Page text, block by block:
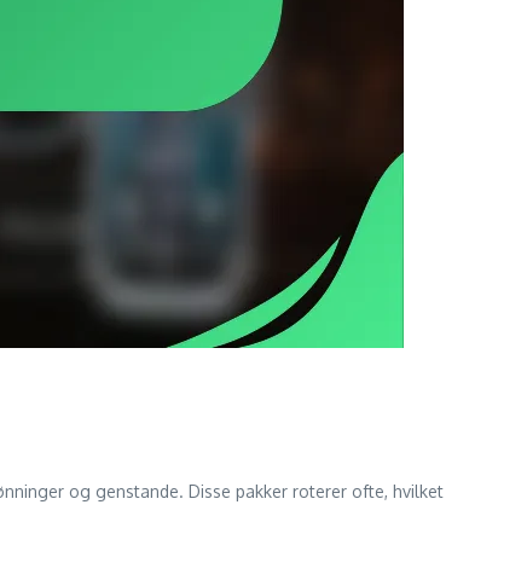
og genstande. Disse pakker roterer ofte, hvilket